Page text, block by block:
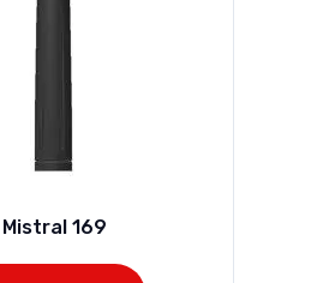
Mistral 169